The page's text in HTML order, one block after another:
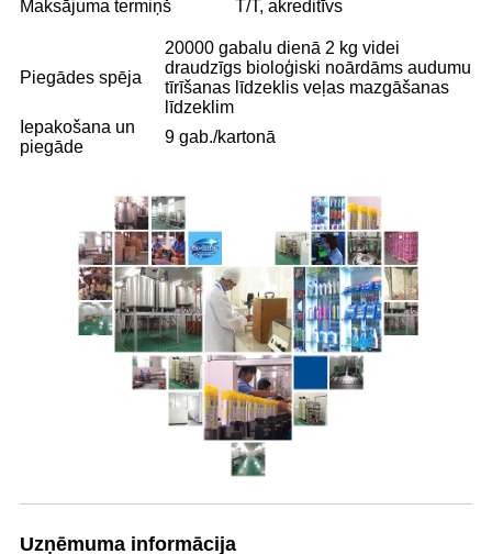
Maksājuma termiņš
T/T, akreditīvs
Piegādes spēja
20000 gabalu dienā 2 kg videi
draudzīgs bioloģiski noārdāms audumu
tīrīšanas līdzeklis veļas mazgāšanas
līdzeklim
Iepakošana un
piegāde
9 gab./kartonā
Uzņēmuma informācija